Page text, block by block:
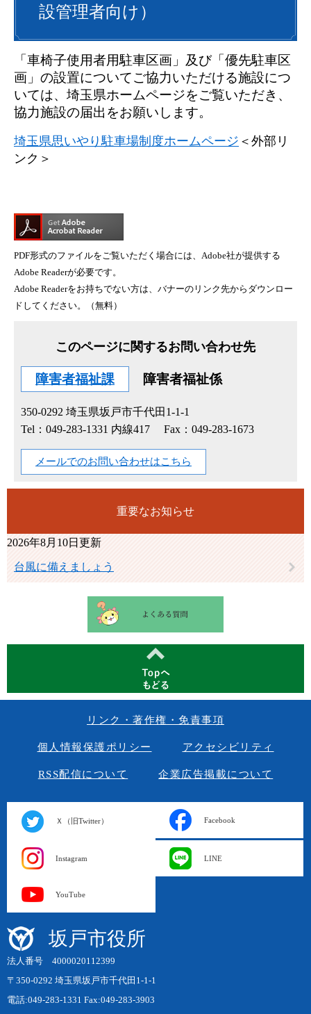
設管理者向け）
「車椅子使用者用駐車区画」及び「優先駐車区
画」​の設置についてご協力いただける施設につ
いては、埼玉県ホームページをご覧いただき、
協力施設の届出をお願いします。
埼玉県思いやり駐車場制度ホームページ ＜外部リ
ンク＞
PDF形式のファイルをご覧いただく場合には、Adobe社が提供する
Adobe Readerが必要です。
Adobe Readerをお持ちでない方は、バナーのリンク先からダウンロー
ドしてください。（無料）
このページに関するお問い合わせ先
障害者福祉課 障害者福祉係
350-0292 埼玉県坂戸市千代田1-1-1
Tel：049-283-1331 内線417
Fax：049-283-1673
メールでのお問い合わせはこちら
重要なお知らせ
2026年8月10日更新
台風に備えましょう
リンク・著作権・免責事項
個人情報保護ポリシー アクセシビリティ
RSS配信について 企業広告掲載について
Ｘ（旧Twitter） Facebook
Instagram LINE
YouTube
坂戸市役所
法人番号 4000020112399
〒350-0292 埼玉県坂戸市千代田1-1-1
電話:049-283-1331 Fax:049-283-3903